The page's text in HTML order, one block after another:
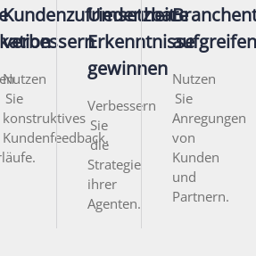
Kundenzufriedenheit
verbessern
Nutzen
Sie
konstruktives
Kundenfeedback.
Umsetzbare
Erkenntnisse
gewinnen
Verbessern
Sie
die
Strategie
ihrer
Agenten.
aufgreifen
Nutzen
Sie
Anregungen
von
Kunden
und
Partnern.